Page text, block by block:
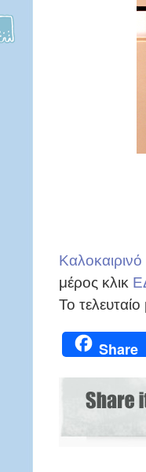
μέρος κλικ
Το
Share